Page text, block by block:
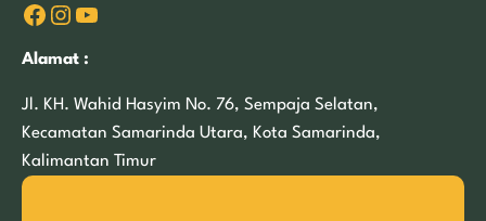
Facebook Instagram YouTube
Alamat :
Jl. KH. Wahid Hasyim No. 76, Sempaja Selatan,
Kecamatan Samarinda Utara, Kota Samarinda,
Kalimantan Timur